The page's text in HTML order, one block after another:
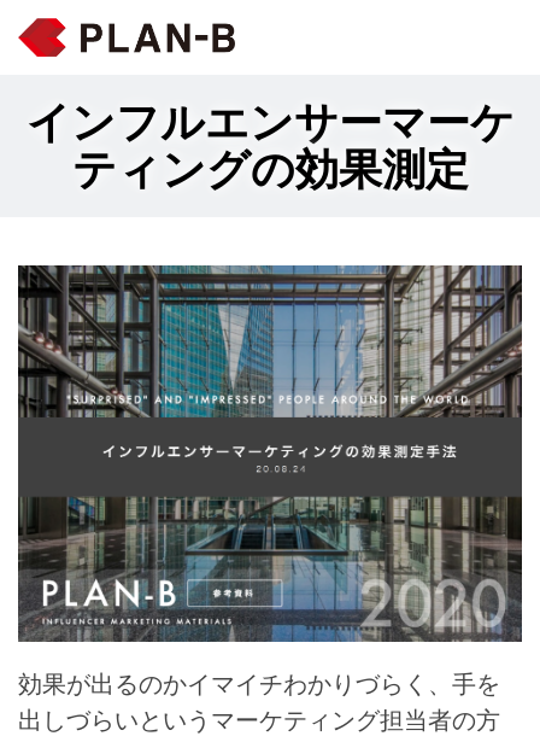
インフルエンサーマーケ
ティングの効果測定
効果が出るのかイマイチわかりづらく、手を
出しづらいというマーケティング担当者の方